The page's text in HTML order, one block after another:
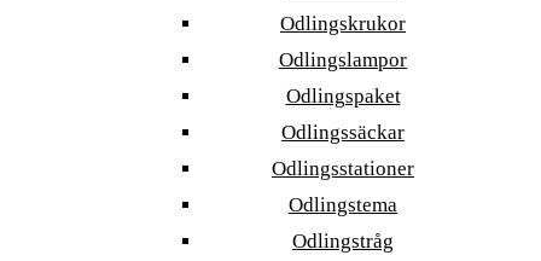
Odlingskrukor
Odlingslampor
Odlingspaket
Odlingssäckar
Odlingsstationer
Odlingstema
Odlingstråg